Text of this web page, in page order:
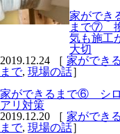
家ができ
まで⑦
気も施工
大切
2019.12.24 ［ 家ができる
まで, 現場の話］
家ができるまで⑥ シロ
アリ対策
2019.12.20 ［ 家ができる
まで, 現場の話］